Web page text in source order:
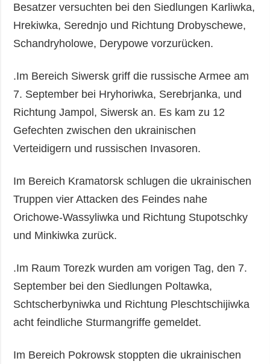
Besatzer versuchten bei den Siedlungen Karliwka,
Hrekiwka, Serednjo und Richtung Drobyschewe,
Schandryholowe, Derypowe vorzurücken.
.Im Bereich Siwersk griff die russische Armee am
7. September bei Hryhoriwka, Serebrjanka, und
Richtung Jampol, Siwersk an. Es kam zu 12
Gefechten zwischen den ukrainischen
Verteidigern und russischen Invasoren.
Im Bereich Kramatorsk schlugen die ukrainischen
Truppen vier Attacken des Feindes nahe
Orichowe-Wassyliwka und Richtung Stupotschky
und Minkiwka zurück.
.Im Raum Torezk wurden am vorigen Tag, den 7.
September bei den Siedlungen Poltawka,
Schtscherbyniwka und Richtung Pleschtschijiwka
acht feindliche Sturmangriffe gemeldet.
Im Bereich Pokrowsk stoppten die ukrainischen